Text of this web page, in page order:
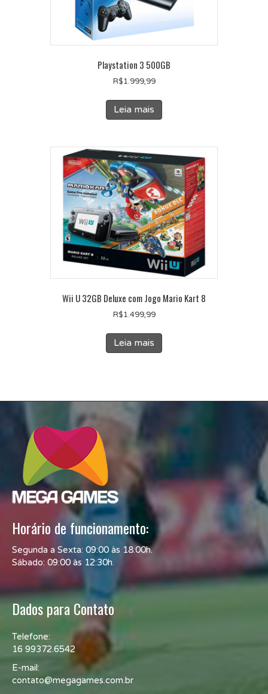
Playstation 3 500GB
R$1.999,99
Leia mais
Wii U 32GB Deluxe com Jogo Mario Kart 8
R$1.499,99
Leia mais
Horário de funcionamento:
Segunda a Sexta: 09:00 às 18:00h.
Sábado: 09:00 às 12:30h.
Dados para Contato
Telefone:
16 99372.6542
E-mail:
contato@megagames.com.br